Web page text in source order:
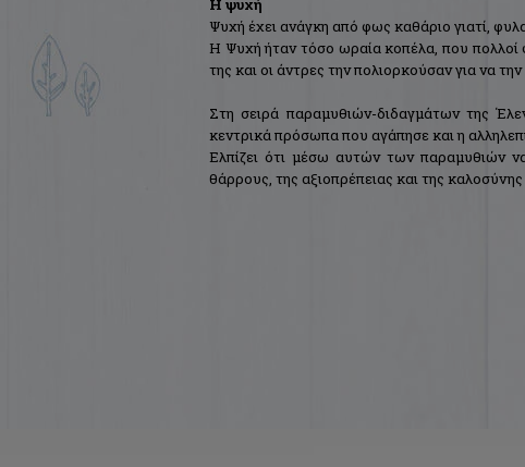
Η ψυχή
Ψυχή έχει ανάγκη από φως καθάριο γιατί,
Η Ψυχή ήταν τόσο ωραία κοπέλα, που πολλοί
της και οι άντρες την πολιορκούσαν για να
Στη σειρά παραμυθιών-διδαγμάτων της
κεντρικά πρόσωπα που αγάπησε και η
Ελπίζει ότι μέσω αυτών των παραμυθιών
θάρρους, της αξιοπρέπειας και της